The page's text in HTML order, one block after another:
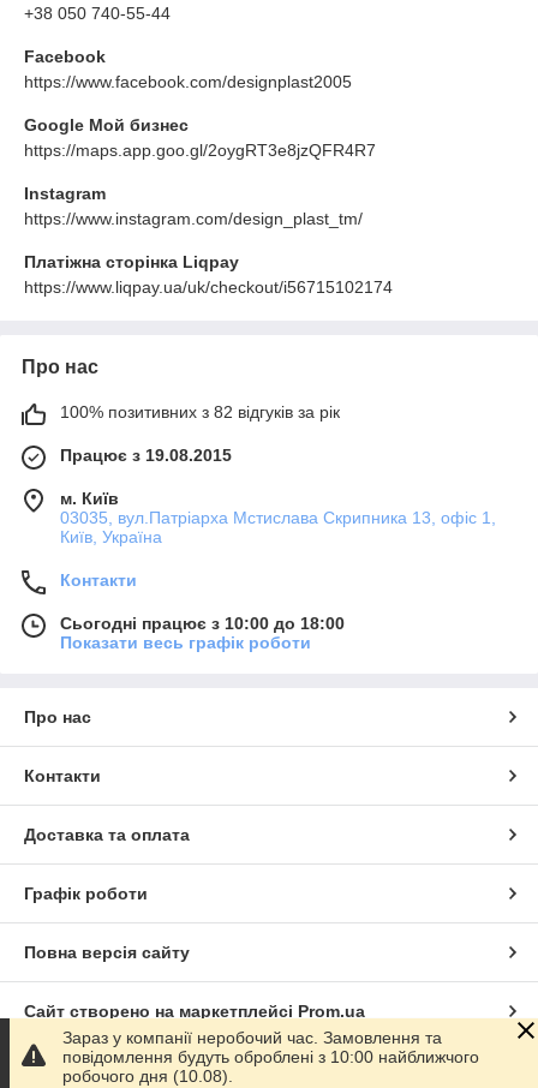
+38 050 740-55-44
Facebook
https://www.facebook.com/designplast2005
Google Мой бизнес
https://maps.app.goo.gl/2oygRT3e8jzQFR4R7
Instagram
https://www.instagram.com/design_plast_tm/
Платіжна сторінка Liqpay
https://www.liqpay.ua/uk/checkout/i56715102174
Про нас
100% позитивних з 82 відгуків за рік
Працює з 19.08.2015
м. Київ
03035, вул.Патріарха Мстислава Скрипника 13, офіс 1,
Київ, Україна
Контакти
Сьогодні працює з 10:00 до 18:00
Показати весь графік роботи
Про нас
Контакти
Доставка та оплата
Графік роботи
Повна версія сайту
Сайт створено на маркетплейсі Prom.ua
Політика конфіденційності
Зараз у компанії неробочий час. Замовлення та
повідомлення будуть оброблені з 10:00 найближчого
робочого дня (10.08).